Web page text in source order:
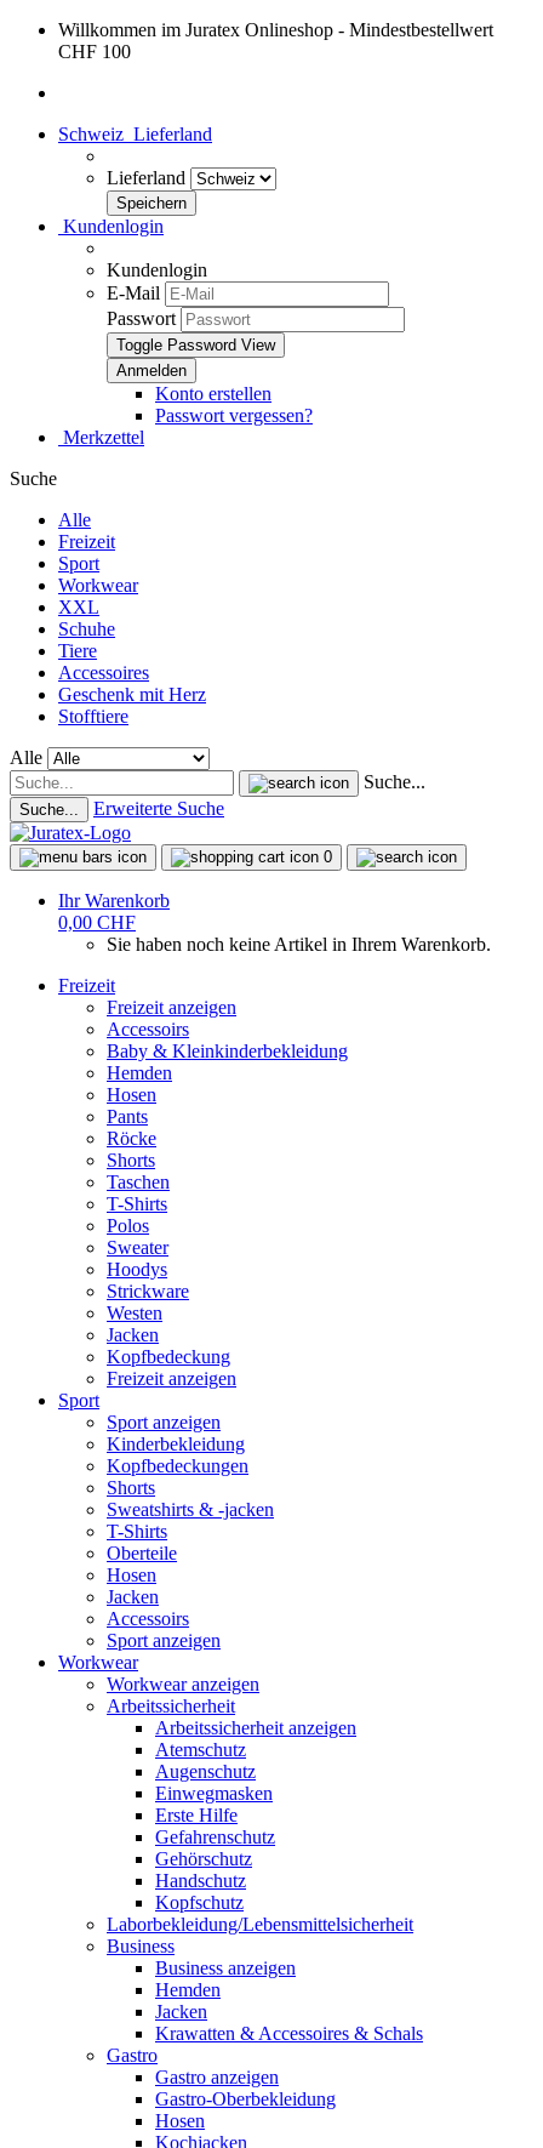
Willkommen im Juratex Onlineshop - Mindestbestellwert
CHF 100
Schweiz Lieferland
Lieferland
Kundenlogin
Kundenlogin
E-Mail
Passwort
Toggle Password View
Konto erstellen
Passwort vergessen?
Merkzettel
Suche
Alle
Freizeit
Sport
Workwear
XXL
Schuhe
Tiere
Accessoires
Geschenk mit Herz
Stofftiere
Alle
Suche...
Suche... Erweiterte Suche
0
Ihr Warenkorb
0,00 CHF
Sie haben noch keine Artikel in Ihrem Warenkorb.
Freizeit
Freizeit anzeigen
Accessoirs
Baby & Kleinkinderbekleidung
Hemden
Hosen
Pants
Röcke
Shorts
Taschen
T-Shirts
Polos
Sweater
Hoodys
Strickware
Westen
Jacken
Kopfbedeckung
Freizeit anzeigen
Sport
Sport anzeigen
Kinderbekleidung
Kopfbedeckungen
Shorts
Sweatshirts & -jacken
T-Shirts
Oberteile
Hosen
Jacken
Accessoirs
Sport anzeigen
Workwear
Workwear anzeigen
Arbeitssicherheit
Arbeitssicherheit anzeigen
Atemschutz
Augenschutz
Einwegmasken
Erste Hilfe
Gefahrenschutz
Gehörschutz
Handschutz
Kopfschutz
Laborbekleidung/Lebensmittelsicherheit
Business
Business anzeigen
Hemden
Jacken
Krawatten & Accessoires & Schals
Gastro
Gastro anzeigen
Gastro-Oberbekleidung
Hosen
Kochjacken